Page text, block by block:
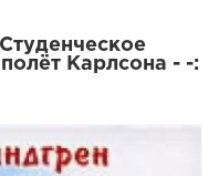
Карлсона - -: